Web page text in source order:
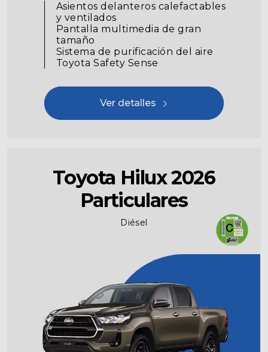
Asientos delanteros calefactables
y ventilados
Pantalla multimedia de gran
tamaño
Sistema de purificación del aire
Toyota Safety Sense
Ver detalles
Toyota Hilux 2026
Particulares
Diésel